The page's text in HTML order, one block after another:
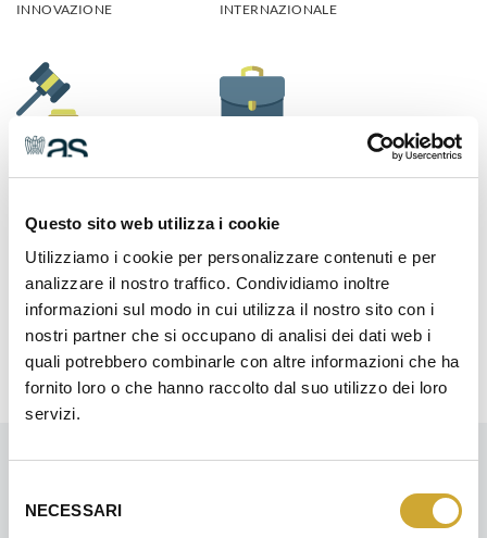
Questo sito web utilizza i cookie
Utilizziamo i cookie per personalizzare contenuti e per
analizzare il nostro traffico. Condividiamo inoltre
informazioni sul modo in cui utilizza il nostro sito con i
nostri partner che si occupano di analisi dei dati web i
quali potrebbero combinarle con altre informazioni che ha
fornito loro o che hanno raccolto dal suo utilizzo dei loro
servizi.
delNECESSARI
INNOVAZIONE INTERNAZIONALE
LEGALE
RISORSE UMANE SICUREZZA
Accresci le competenze delle risorse umane della